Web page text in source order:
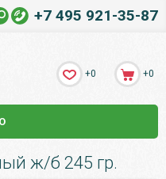
+7 495 921-35-87
+0 +0
ж/б 245 гр.